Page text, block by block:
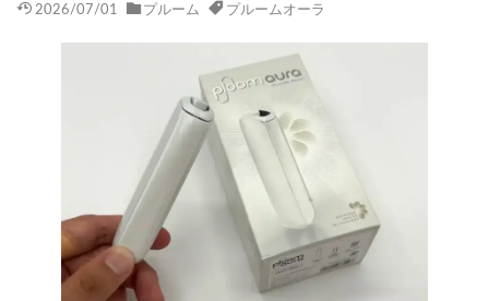
2026/07/01 プルーム プルームオーラ